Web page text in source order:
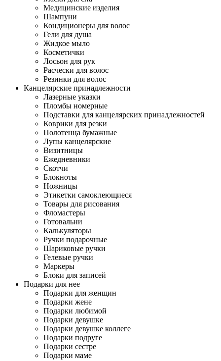
Медицинские изделия
Шампуни
Кондиционеры для волос
Гели для душа
Жидкое мыло
Косметички
Лосьон для рук
Расчески для волос
Резинки для волос
Канцелярские принадлежности
Лазерные указки
Пломбы номерные
Подставки для канцелярских принадлежностей
Коврики для резки
Полотенца бумажные
Лупы канцелярские
Визитницы
Ежедневники
Скотчи
Блокноты
Ножницы
Этикетки самоклеющиеся
Товары для рисования
Фломастеры
Готовальни
Калькуляторы
Ручки подарочные
Шариковые ручки
Гелевые ручки
Маркеры
Блоки для записей
Подарки для нее
Подарки для женщин
Подарки жене
Подарки любимой
Подарки девушке
Подарки девушке коллеге
Подарки подруге
Подарки сестре
Подарки маме